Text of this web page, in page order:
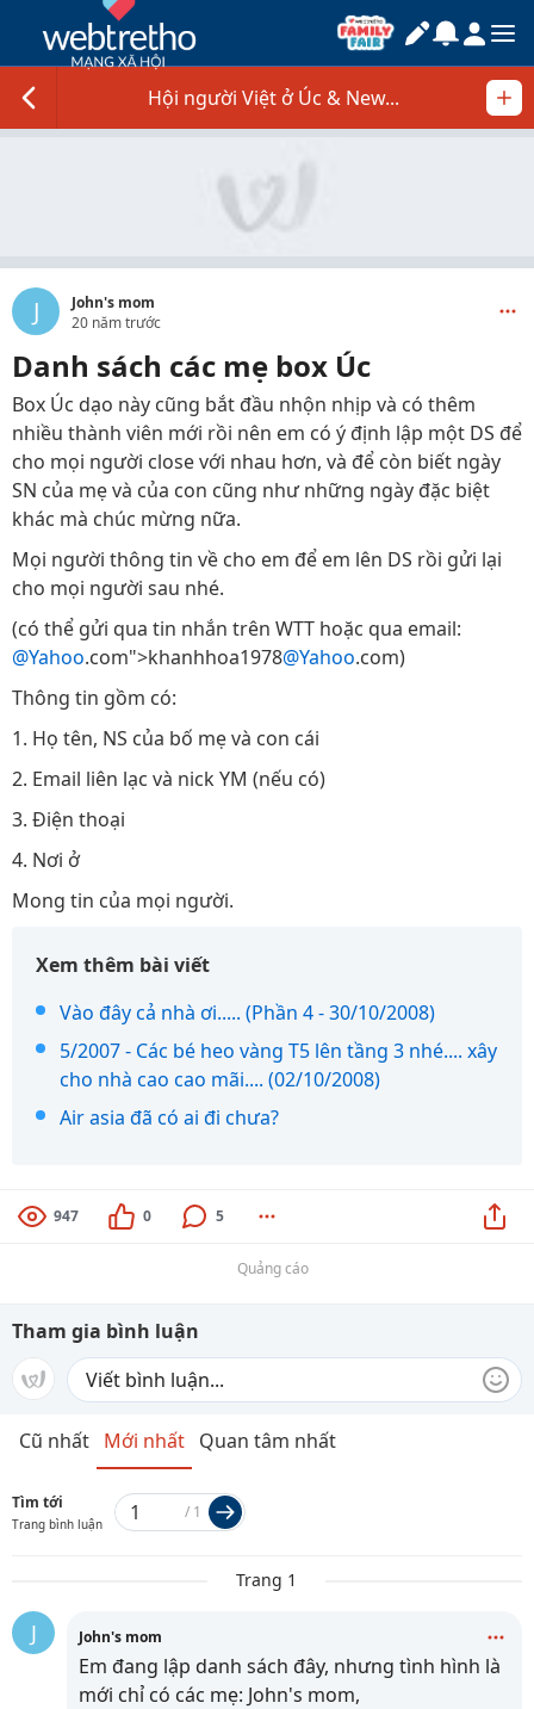
Hội người Việt ở Úc & New...
J
John's mom
20 năm trước
Danh sách các mẹ box Úc
Box Úc dạo này cũng bắt đầu nhộn nhịp và có thêm
nhiều thành viên mới rồi nên em có ý định lập một DS để
cho mọi người close với nhau hơn, và để còn biết ngày
SN của mẹ và của con cũng như những ngày đặc biệt
khác mà chúc mừng nữa.
Mọi người thông tin về cho em để em lên DS rồi gửi lại
cho mọi người sau nhé.
(có thể gửi qua tin nhắn trên WTT hoặc qua email:
@Yahoo.com">khanhhoa1978@Yahoo.com)
Thông tin gồm có:
1. Họ tên, NS của bố mẹ và con cái
2. Email liên lạc và nick YM (nếu có)
3. Điện thoại
4. Nơi ở
Mong tin của mọi người.
Xem thêm bài viết
Vào đây cả nhà ơi..... (Phần 4 - 30/10/2008)
5/2007 - Các bé heo vàng T5 lên tầng 3 nhé.... xây
cho nhà cao cao mãi.... (02/10/2008)
Air asia đã có ai đi chưa?
947 0 5
Quảng cáo
Tham gia bình luận
Cũ nhất Mới nhất Quan tâm nhất
Tìm tới
Trang bình luận
/ 1
Trang 1
J John's mom
Em đang lập danh sách đây, nhưng tình hình là
mới chỉ có các mẹ: John's mom,